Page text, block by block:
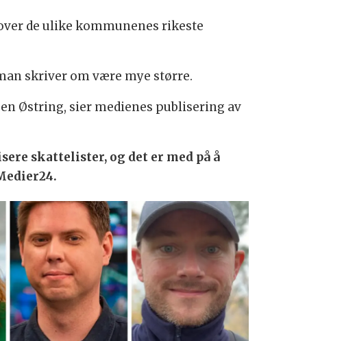
de ulike kommunenes rikeste
skriver om være mye større.
Østring, sier medienes publisering av
skattelister, og det er med på å